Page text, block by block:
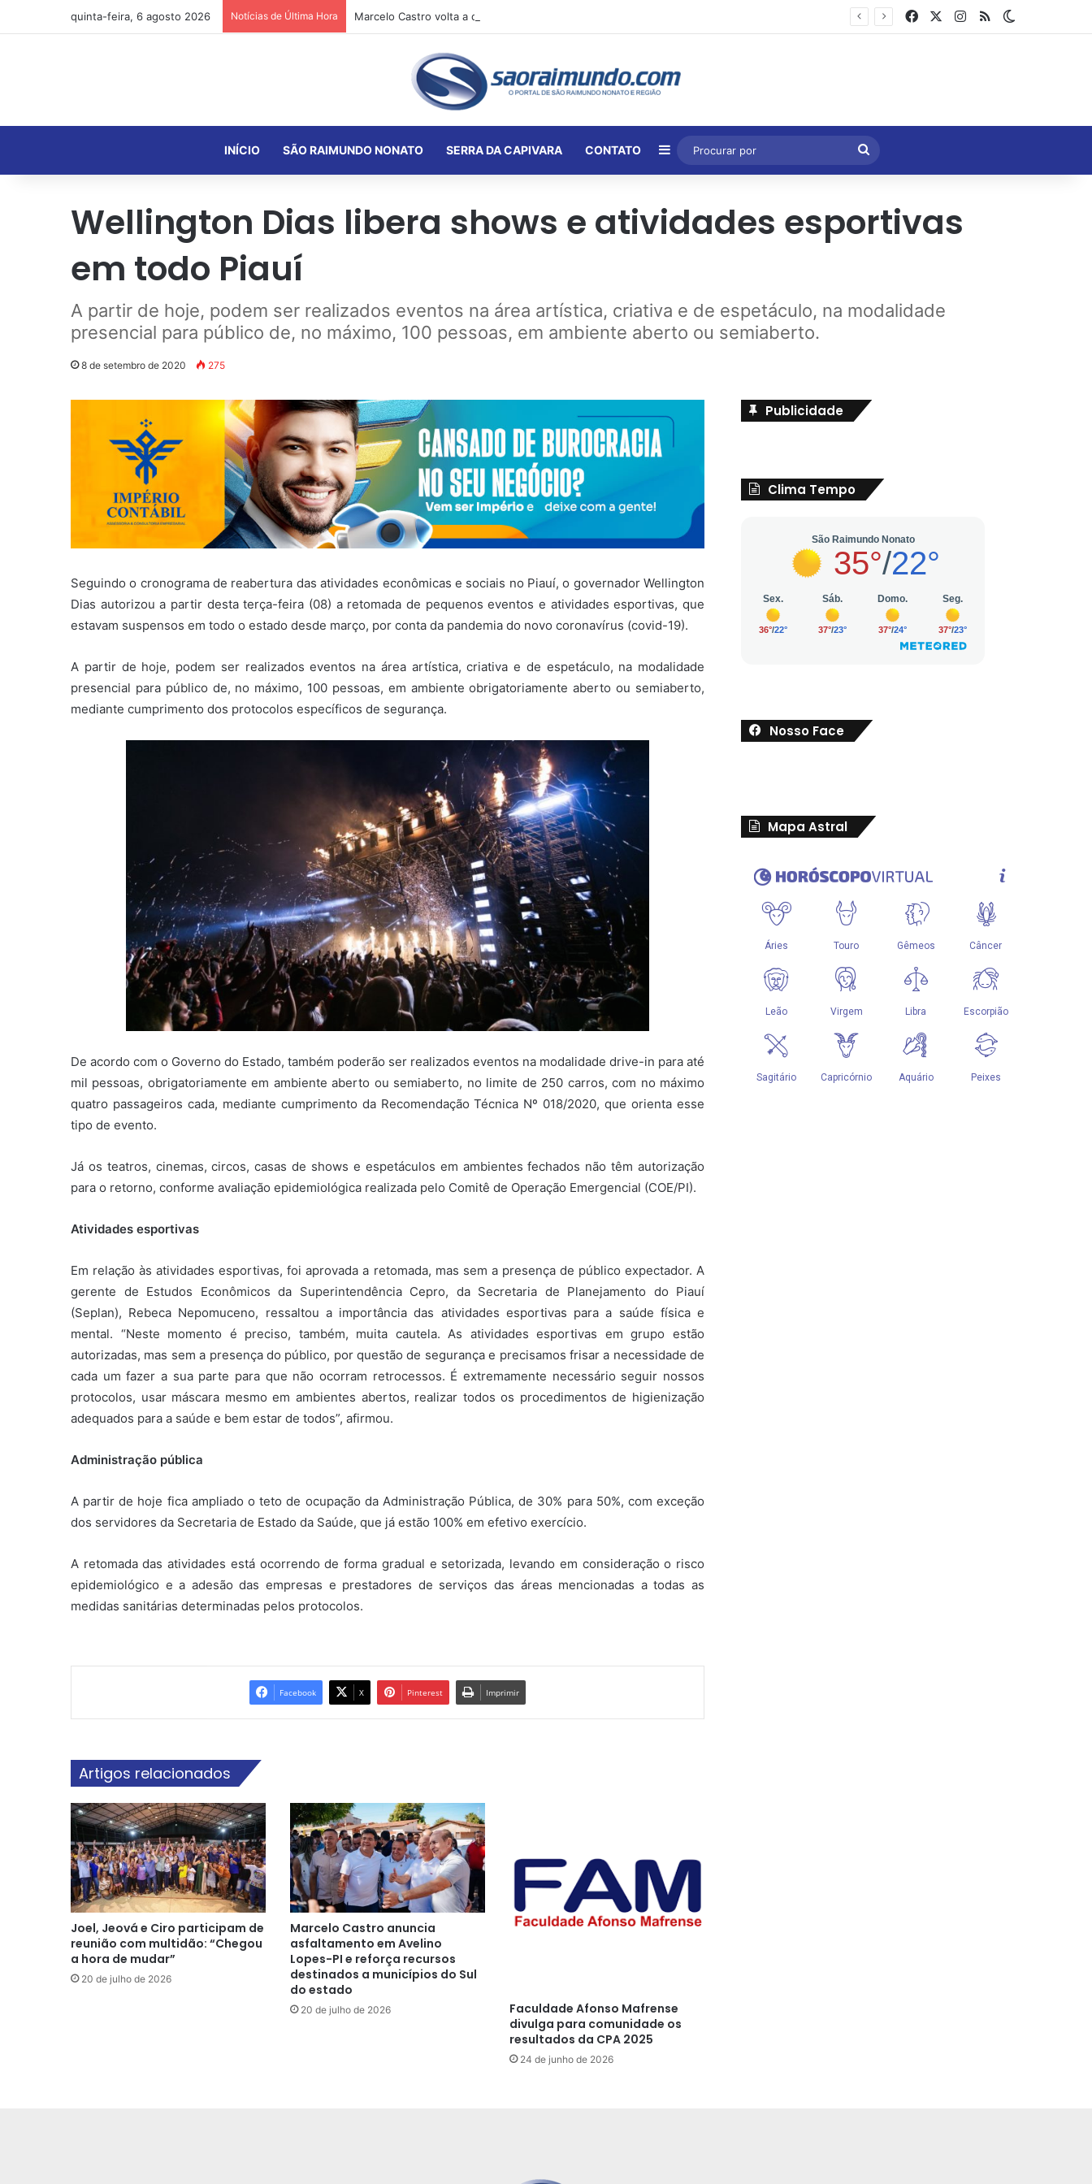
quinta-feira, 6 agosto 2026 Notícias de Última Hora FacebookInstagram
RSS
INÍCIO SÃO RAIMUNDO NONATO SERRA DA CAPIVARA CONTATO Barra Lateral
Procurar
por
Wellington Dias libera shows e atividades esportivas
em todo Piauí
A partir de hoje, podem ser realizados eventos na área artística, criativa e de espetáculo, na modalidade
presencial para público de, no máximo, 100 pessoas, em ambiente aberto ou semiaberto.
8 de setembro de 2020 275
Seguindo o cronograma de reabertura das atividades econômicas e sociais no Piauí, o governador Wellington
Dias autorizou a partir desta terça-feira (08) a retomada de pequenos eventos e atividades esportivas, que
estavam suspensos em todo o estado desde março, por conta da pandemia do novo coronavírus (covid-19).
A partir de hoje, podem ser realizados eventos na área artística, criativa e de espetáculo, na modalidade
presencial para público de, no máximo, 100 pessoas, em ambiente obrigatoriamente aberto ou semiaberto,
mediante cumprimento dos protocolos específicos de segurança.
De acordo com o Governo do Estado, também poderão ser realizados eventos na modalidade drive-in para até
mil pessoas, obrigatoriamente em ambiente aberto ou semiaberto, no limite de 250 carros, com no máximo
quatro passageiros cada, mediante cumprimento da Recomendação Técnica Nº 018/2020, que orienta esse
tipo de evento.
Já os teatros, cinemas, circos, casas de shows e espetáculos em ambientes fechados não têm autorização
para o retorno, conforme avaliação epidemiológica realizada pelo Comitê de Operação Emergencial (COE/PI).
Atividades esportivas
Em relação às atividades esportivas, foi aprovada a retomada, mas sem a presença de público expectador. A
gerente de Estudos Econômicos da Superintendência Cepro, da Secretaria de Planejamento do Piauí
(Seplan), Rebeca Nepomuceno, ressaltou a importância das atividades esportivas para a saúde física e
mental. “Neste momento é preciso, também, muita cautela. As atividades esportivas em grupo estão
autorizadas, mas sem a presença do público, por questão de segurança e precisamos frisar a necessidade de
cada um fazer a sua parte para que não ocorram retrocessos. É extremamente necessário seguir nossos
protocolos, usar máscara mesmo em ambientes abertos, realizar todos os procedimentos de higienização
adequados para a saúde e bem estar de todos”, afirmou.
Administração pública
A partir de hoje fica ampliado o teto de ocupação da Administração Pública, de 30% para 50%, com exceção
dos servidores da Secretaria de Estado da Saúde, que já estão 100% em efetivo exercício.
A retomada das atividades está ocorrendo de forma gradual e setorizada, levando em consideração o risco
epidemiológico e a adesão das empresas e prestadores de serviços das áreas mencionadas a todas as
medidas sanitárias determinadas pelos protocolos.
Facebook X Pinterest Imprimir
Artigos relacionados
Joel, Jeová e Ciro participam de
reunião com multidão: “Chegou
a hora de mudar”
20 de julho de 2026
Marcelo Castro anuncia
asfaltamento em Avelino
Lopes-PI e reforça recursos
destinados a municípios do Sul
do estado
20 de julho de 2026
Faculdade Afonso Mafrense
divulga para comunidade os
resultados da CPA 2025
24 de junho de 2026
Publicidade
Clima Tempo
Nosso Face
Mapa Astral